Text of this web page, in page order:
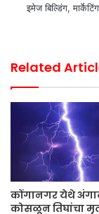
इमेज बिल्डिंग,
Related
कोंगानगर येथे
कोसळून तिघांचा